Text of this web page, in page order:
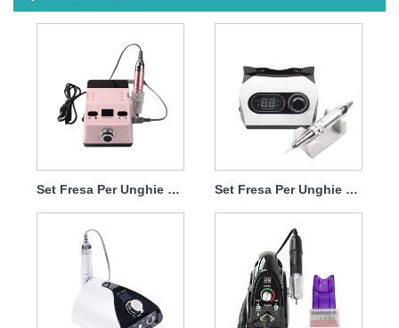
Set Fresa Per Unghie Elettrico Per Rimuovere Lo Smalto Semipermanente 65w 35000rpm Set Fresa Per Unghie Lima Elettrica Professionale 65w 35000rpm